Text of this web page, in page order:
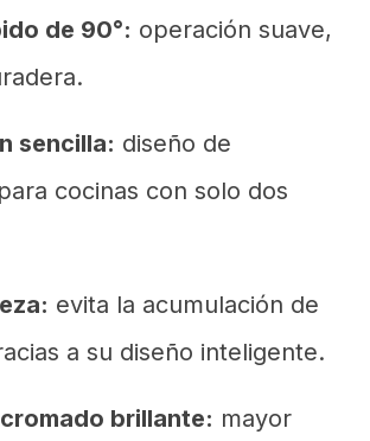
de 90°: operación suave,
sencilla: diseño de
cocinas con solo dos
evita la acumulación de
a su diseño inteligente.
brillante: mayor